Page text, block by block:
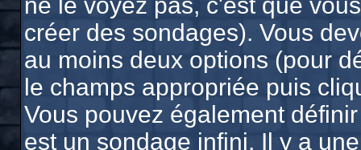
créer des sondages). Vous
au moins deux options (pour
le champs appropriée puis
Vous pouvez également
est un sondage infini. Il y a